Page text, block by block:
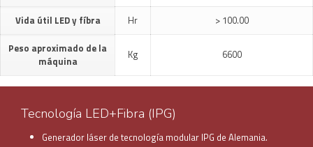
Vida útil LED y fíbra
Hr
> 100.00
Peso aproximado de la
máquina
Kg 6600
Tecnología LED+Fibra (IPG)
Generador láser de tecnología modular IPG de Alemania.